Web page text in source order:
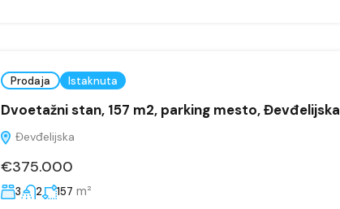
Prodaja Istaknuta
Dvoetažni stan, 157 m2, parking mesto, Đevđelijska
Đevđelijska
€375.000
3 2 157 m²